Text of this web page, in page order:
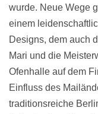
wurde. Neue Wege
einem
Designs, dem auch
Mari und die
Ofenhalle auf dem
Einfluss des
traditionsreiche